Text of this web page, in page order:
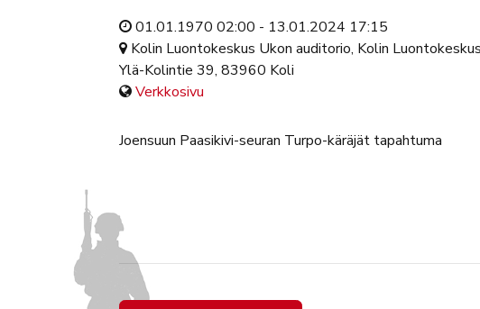
01.01.1970 02:00 - 13.01.2024 17:15
Kolin Luontokeskus Ukon auditorio, Kolin
Ylä-Kolintie 39, 83960 Koli
Verkkosivu
Joensuun Paasikivi-seuran Turpo-käräjät tapahtuma